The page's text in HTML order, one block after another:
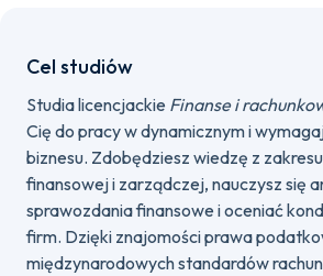
Cel studiów
Studia licencjackie Finanse i
Cię do pracy w dynamicznym i
biznesu. Zdobędziesz wiedzę z
finansowej i zarządczej, nauczysz się
sprawozdania finansowe i oceniać
firm. Dzięki znajomości prawa
międzynarodowych standardów